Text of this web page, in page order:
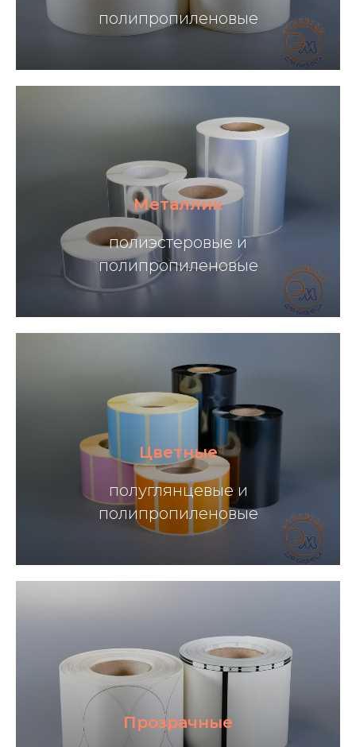
полипропиленовые
Металлик
полиэстеровые и
полипропиленовые
Цветные
полуглянцевые и
полипропиленовые
Прозрачные